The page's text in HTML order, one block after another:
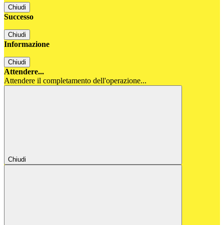
Chiudi
Successo
Chiudi
Informazione
Chiudi
Attendere...
Attendere il completamento dell'operazione...
Chiudi